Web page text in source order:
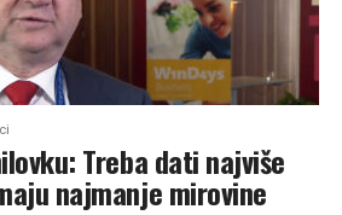
Treba dati najviše
najmanje mirovine